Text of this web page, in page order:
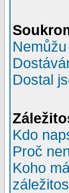
Dostal
Kdo
Proč
Koho